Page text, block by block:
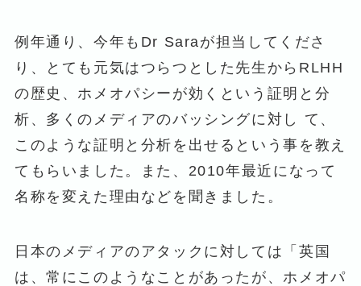
例年通り、今年もDr Saraが担当してくださ
り、とても元気はつらつとした先生からRLHH
の歴史、ホメオパシーが効くという証明と分
析、多くのメディアのバッシングに対し て、
このような証明と分析を出せるという事を教え
てもらいました。また、2010年最近になって
名称を変えた理由などを聞きました。
日本のメディアのアタックに対しては「英国
は、常にこのようなことがあったが、ホメオパ